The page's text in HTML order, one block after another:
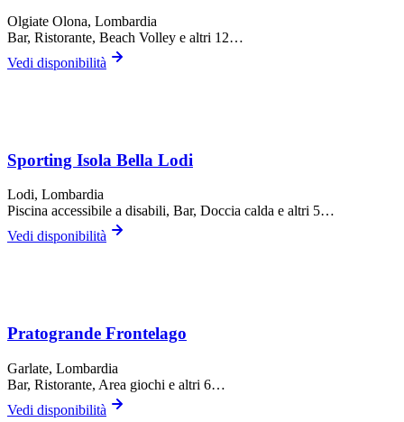
Olgiate Olona, Lombardia
Bar, Ristorante, Beach Volley e altri 12…
Vedi disponibilità
Sporting Isola Bella Lodi
Lodi, Lombardia
Piscina accessibile a disabili, Bar, Doccia calda e altri 5…
Vedi disponibilità
Pratogrande Frontelago
Garlate, Lombardia
Bar, Ristorante, Area giochi e altri 6…
Vedi disponibilità